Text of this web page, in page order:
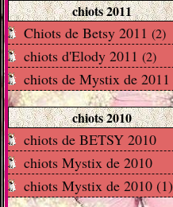
chiots 2011
Chiots de Betsy 2011 (2)
chiots d'Elody 2011 (2)
chiots de Mystix de 2011
chiots 2010
chiots de BETSY 2010
chiots Mystix de 2010
chiots Mystix de 2010 (1)